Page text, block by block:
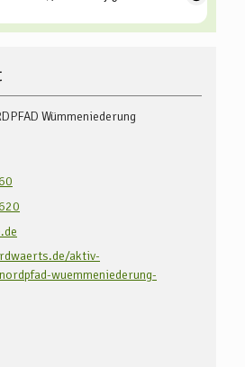
Wümmeniederung
aktiv-
wuemmeniederung-